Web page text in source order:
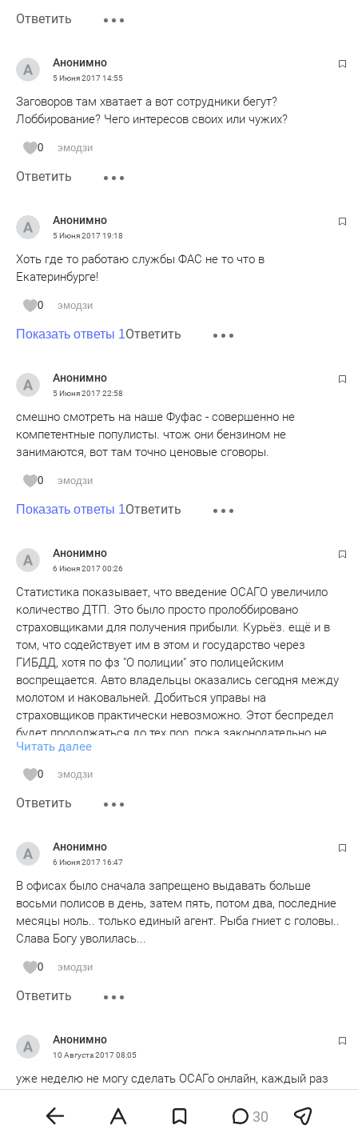
Ответить
Анонимно
5 Июня 201714:55
Заговоров там хватает а вот сотрудники бегут?
Лоббирование? Чего интересов своих или чужих?
0 эмодзи
Ответить
Анонимно
5 Июня 201719:18
Хоть где то работаю службы ФАС не то что в
Екатеринбурге!
0 эмодзи
Показать ответы 1Ответить
Анонимно
5 Июня 201722:58
смешно смотреть на наше Фуфас - совершенно не
компетентные популисты. чтож они бензином не
занимаются, вот там точно ценовые сговоры.
0 эмодзи
Показать ответы 1Ответить
Анонимно
6 Июня 201700:26
Статистика показывает, что введение ОСАГО увеличило
количество ДТП. Это было просто пролоббировано
страховщиками для получения прибыли. Курьёз. ещё и в
том, что содействует им в этом и государство через
ГИБДД, хотя по фз "О полиции" это полицейским
воспрещается. Авто владельцы оказались сегодня между
молотом и наковальней. Добиться управы на
страховщиков практически невозможно. Этот беспредел
будет продолжаться до тех пор, пока законодательно не
отменять обязательность "автогражданки". Вот тогда СК
будут бегать за автовладельцами. Надо сообща бороться
против произвола!
Читать далее
0 эмодзи
Ответить
Анонимно
6 Июня 201716:47
В офисах было сначала запрещено выдавать больше
восьми полисов в день, затем пять, потом два, последние
месяцы ноль.. только единый агент. Рыба гниет с головы..
Слава Богу уволилась...
0 эмодзи
Ответить
Анонимно
10 Августа 201708:05
уже неделю не могу сделать ОСАГо онлайн, каждый раз
тоже, "после подтверждения платежа, будет30